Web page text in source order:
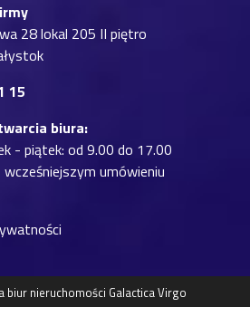
28 lokal 205 II piętro
15
biura:
- piątek: od 9.00 do 17.00
umówieniu
biur nieruchomości Galactica Virgo